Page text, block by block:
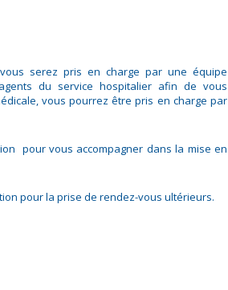
serez pris en charge par une équipe
du service hospitalier afin de vous
vous pourrez être pris en charge par
pour vous accompagner dans la mise en
pour la prise de rendez-vous ultérieurs.